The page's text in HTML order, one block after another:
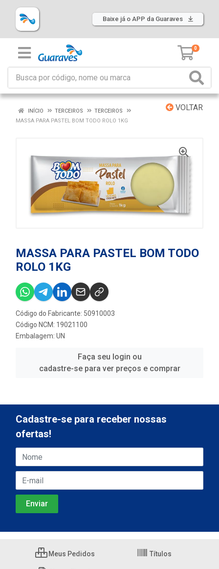
Baixe já o APP da Guaraves
0
VOLTAR
INÍCIO TERCEIROS
TERCEIROS
MASSA PARA PASTEL BOM TODO ROLO 1KG
MASSA PARA PASTEL BOM TODO
ROLO 1KG
Código do Fabricante: 50910003
Código NCM: 19021100
Embalagem: UN
Faça seu login ou
cadastre-se para ver preços e comprar
Cadastre-se para receber nossas
ofertas!
Meus Pedidos Títulos